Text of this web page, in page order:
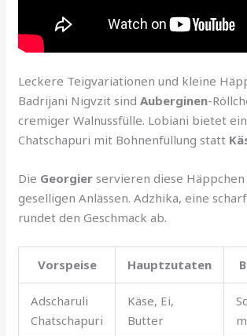
Leckere Teigvariationen und kleine
Badrijani Nigvzit sindAuberginen-
cremiger Walnussfülle. Lobiani bietet
Chatschapuri mit Bohnenfüllung statt
Die Georgier servieren diese
geselligen Anlässen. Adzhika, eine
rundet den Geschmack ab.
Vorspeise Hauptzutaten
Adscharuli
Chatschapuri
Käse, Ei,
Butter